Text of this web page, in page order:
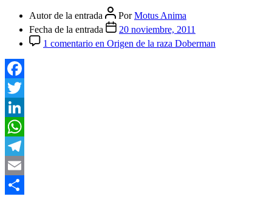
Autor de la entrada PorMotus Anima
Fecha de la entrada
20 noviembre, 2011
1 comentario en Origen de la raza Doberman
Facebook
Twitter
LinkedIn
WhatsApp
Telegram
Email